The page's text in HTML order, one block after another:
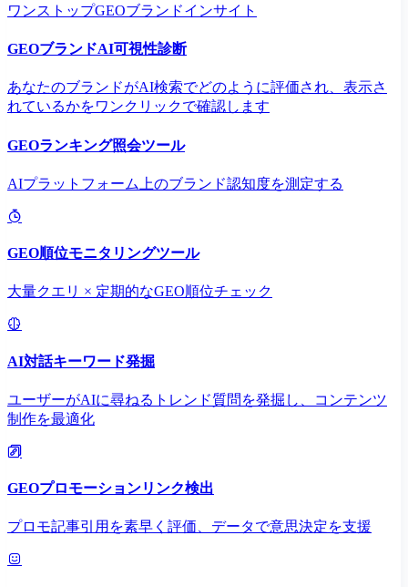
ワンストップGEOブランドインサイト
GEOブランドAI可視性診断
あなたのブランドがAI検索でどのように評価され、表示さ
れているかをワンクリックで確認します
GEOランキング照会ツール
AIプラットフォーム上のブランド認知度を測定する
GEO順位モニタリングツール
大量クエリ × 定期的なGEO順位チェック
AI対話キーワード発掘
ユーザーがAIに尋ねるトレンド質問を発掘し、コンテンツ
制作を最適化
GEOプロモーションリンク検出
プロモ記事引用を素早く評価、データで意思決定を支援